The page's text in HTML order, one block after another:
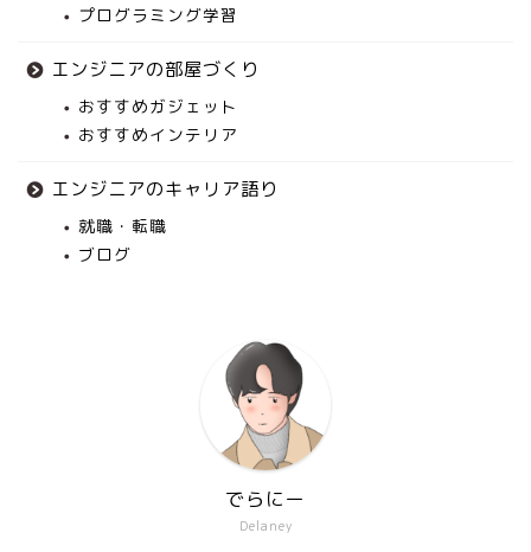
プログラミング学習
エンジニアの部屋づくり
おすすめガジェット
おすすめインテリア
エンジニアのキャリア語り
就職・転職
ブログ
Delaney
でらにー